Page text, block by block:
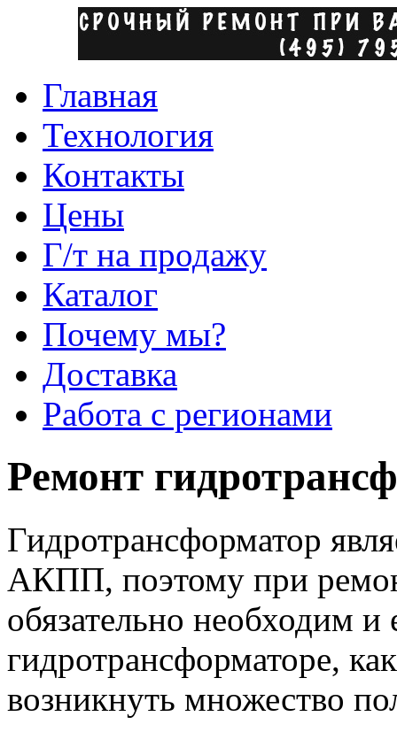
Главная
Технология
Контакты
Цены
Г/т на продажу
Каталог
Почему мы?
Доставка
Работа с регионами
Ремонт
Гидротрансформатор
АКПП, поэтому при
обязательно необходим и
гидротрансформаторе,
возникнуть множество